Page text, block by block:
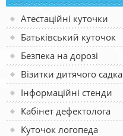
Атестаційні куточки
Батьківський куточок
Безпека на дорозі
Візитки дитячого садка
Інформаційні стенди
Кабінет дефектолога
Куточок логопеда